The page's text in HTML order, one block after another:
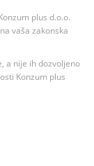
plus d.o.o.
vaša zakonska
a nije ih dozvoljeno
Konzum plus